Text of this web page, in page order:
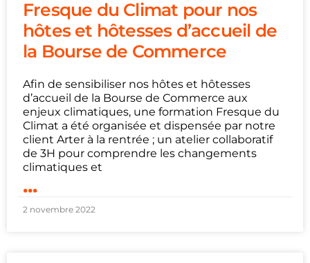
Fresque du Climat pour nos
hôtes et hôtesses d’accueil de
la Bourse de Commerce
Afin de sensibiliser nos hôtes et hôtesses
d’accueil de la Bourse de Commerce aux
enjeux climatiques, une formation Fresque du
Climat a été organisée et dispensée par notre
client Arter à la rentrée ; un atelier collaboratif
de 3H pour comprendre les changements
climatiques et
...
2 novembre 2022